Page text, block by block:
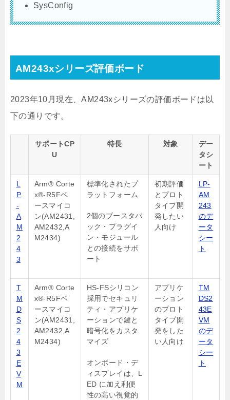
SysConfig
AM243xシリーズ評価ボード
2023年10月現在、AM243xシリーズの評価ボードは以
下の通りです。
サポートCP
U
特長 対象
デー
タシ
ート
L
P
-
A
M
2
4
3
Arm® Corte
x®-R5Fベ
ースマイコ
ン(AM2431,
AM2432,A
M2434)
標準化されたプ
ラットフォーム
2個のブースタパ
ック・プラグイ
ン・モジュール
との接続をサポ
ート
初期評価
とプロト
タイプ開
発したい
人向け
LP-
AM
243
のデ
ータ
シー
ト
T
M
D
S
2
4
3
E
V
M
Arm® Corte
x®-R5Fベ
ースマイコ
ン(AM2431,
AM2432,A
M2434)
HS-FSシリコン
採用でセキュリ
ティ・アプリケ
ーションで鍵と
暗号化をカスタ
マイズ
オンボード・デ
ィスプレイは、L
ED に加え利便
性の高い視覚的
アプリケ
ーション
のプロト
タイプ開
発をした
い人向け
TM
DS2
43E
VM
のデ
ータ
シー
ト